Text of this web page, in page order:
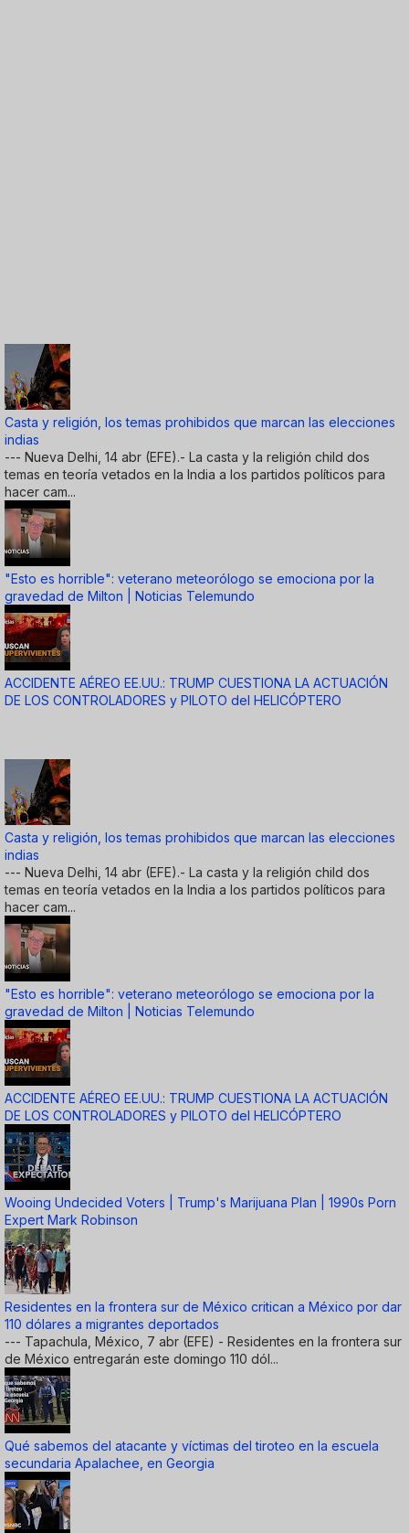
Casta y religión, los temas prohibidos que marcan las elecciones
indias
--- Nueva Delhi, 14 abr (EFE).- La casta y la religión child dos
temas en teoría vetados en la India a los partidos políticos para
hacer cam...
"Esto es horrible": veterano meteorólogo se emociona por la
gravedad de Milton | Noticias Telemundo
ACCIDENTE AÉREO EE.UU.: TRUMP CUESTIONA LA ACTUACIÓN
DE LOS CONTROLADORES y PILOTO del HELICÓPTERO
Casta y religión, los temas prohibidos que marcan las elecciones
indias
--- Nueva Delhi, 14 abr (EFE).- La casta y la religión child dos
temas en teoría vetados en la India a los partidos políticos para
hacer cam...
"Esto es horrible": veterano meteorólogo se emociona por la
gravedad de Milton | Noticias Telemundo
ACCIDENTE AÉREO EE.UU.: TRUMP CUESTIONA LA ACTUACIÓN
DE LOS CONTROLADORES y PILOTO del HELICÓPTERO
Wooing Undecided Voters | Trump's Marijuana Plan | 1990s Porn
Expert Mark Robinson
Residentes en la frontera sur de México critican a México por dar
110 dólares a migrantes deportados
--- Tapachula, México, 7 abr (EFE) - Residentes en la frontera sur
de México entregarán este domingo 110 dól...
Qué sabemos del atacante y víctimas del tiroteo en la escuela
secundaria Apalachee, en Georgia